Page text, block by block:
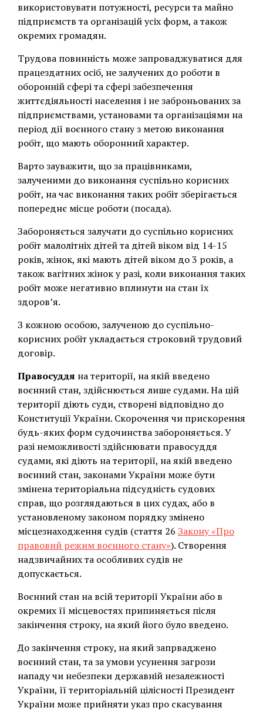
використовувати потужності, ресурси та майно
підприємств та організацій усіх форм, а також
окремих громадян.
Трудова повинність може запроваджуватися для
працездатних осіб, не залучених до роботи в
оборонній сфері та сфері забезпечення
життєдіяльності населення і не заброньованих за
підприємствами, установами та організаціями на
період дії воєнного стану з метою виконання
робіт, що мають оборонний характер.
Варто зауважити, що за працівниками,
залученими до виконання суспільно корисних
робіт, на час виконання таких робіт зберігається
попереднє місце роботи (посада).
Забороняється залучати до суспільно корисних
робіт малолітніх дітей та дітей віком від 14-15
років, жінок, які мають дітей віком до 3 років, а
також вагітних жінок у разі, коли виконання таких
робіт може негативно вплинути на стан їх
здоров’я.
З кожною особою, залученою до суспільно-
корисних робіт укладається строковий трудовий
договір.
Правосуддя на території, на якій введено
воєнний стан, здійснюється лише судами. На цій
території діють суди, створені відповідно до
Конституції України. Скорочення чи прискорення
будь-яких форм судочинства забороняється. У
разі неможливості здійснювати правосуддя
судами, які діють на території, на якій введено
воєнний стан, законами України може бути
змінена територіальна підсудність судових
справ, що розглядаються в цих судах, або в
установленому законом порядку змінено
місцезнаходження судів (стаття 26 Закону «Про
правовий режим воєнного стану»). Створення
надзвичайних та особливих судів не
допускається.
Воєнний стан на всій території України або в
окремих її місцевостях припиняється після
закінчення строку, на який його було введено.
До закінчення строку, на який запрваджено
воєнний стан, та за умови усунення загрози
нападу чи небезпеки державній незалежності
України, її територіальній цілісності Президент
України може прийняти указ про скасування